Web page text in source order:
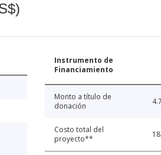
Instrumento de
Financiamiento
Monto a título de
donación
Costo total del
proyecto**